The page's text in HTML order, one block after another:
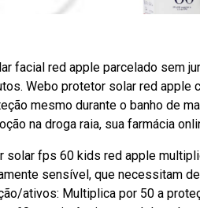
facial red apple parcelado sem
Webo protetor solar red apple
mesmo durante o banho de
na droga raia, sua farmácia
solar fps 60 kids red apple
sensível, que necessitam
ativos: Multiplica por 50 a